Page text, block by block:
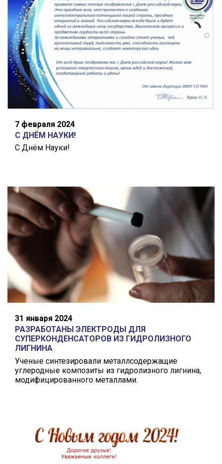
7 февраля 2024
С ДНЁМ НАУКИ!
С Днём Науки!
31 января 2024
РАЗРАБОТАНЫ ЭЛЕКТРОДЫ ДЛЯ
СУПЕРКОНДЕНСАТОРОВ ИЗ ГИДРОЛИЗНОГО
ЛИГНИНА
Ученые синтезировали металлсодержащие
углеродные композиты из гидролизного лигнина,
модифицированного металлами.